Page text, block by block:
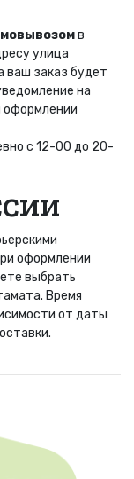
в
улица
ваш заказ будет
на
оформлении
с 12-00 до 20-
оформлении
выбрать
Время
от даты